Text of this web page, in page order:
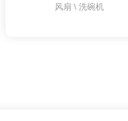
风扇 \ 洗碗机